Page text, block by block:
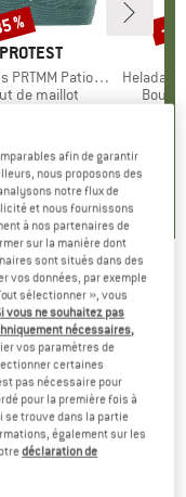
MARQUE
PROTEST
Patio Triangle
group
de maillot
4,9( 23)
%
Article
HeladagenSt.
24,95
-
Sleeve - T-
afin de garantir
nous proposons des
notre flux de
et nous fournissons
à nos partenaires de
sur la manière dont
sont situés dans des
vos données, par exemple
sélectionner », vous
vous ne souhaitez pas
nécessaires,
vos paramètres de
certaines
pas nécessaire pour
pour la première fois à
se trouve dans la partie
également sur les
déclaration de